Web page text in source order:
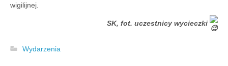
wigilijnej.
SK, fot. uczestnicy wycieczki
Wydarzenia